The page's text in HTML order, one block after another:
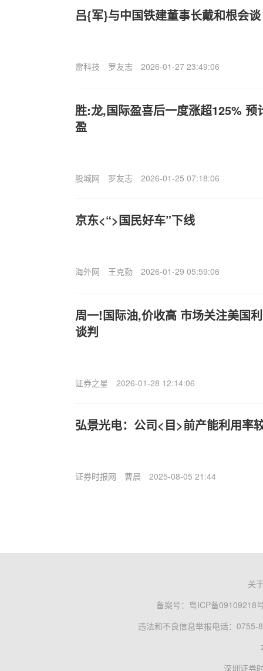
吕{军}与中国铁建董事长戴和根会谈
雷科技 罗友志 2026-01-27 23:49:06
胜:龙,国际盈喜后一度涨超125% 预
盈
股城网 罗友志 2026-01-25 07:18:06
京东<“>国民好车”下线
海外网 王克勤 2026-01-29 05:59:06
周一!国际油,价收高 市场关注美国
谈判
证券之星 2026-01-28 12:14:06
弘景光电：公司<目>前产能利用率
证券时报网 曹晨 2025-08-05 21:44
关
备案号： 粤ICP备09109218
违法和不良信息举报电话：0755-
深圳证券